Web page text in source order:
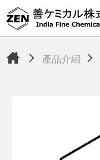
產品介紹